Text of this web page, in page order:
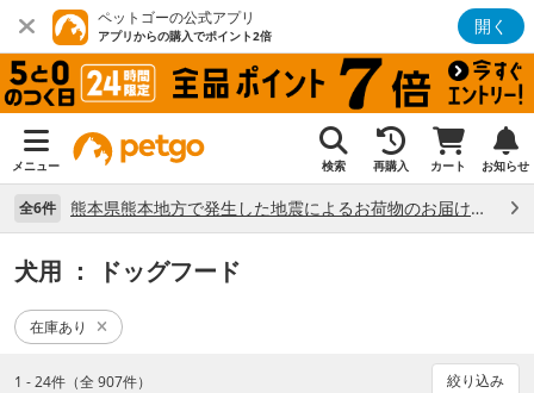
ペットゴーの公式アプリ
アプリからの購入でポイント2倍 開く
メニュー 検索 再購入 カート お知らせ
全6件 熊本県熊本地方で発生した地震によるお荷物のお届け状況について （7/28）
犬用 ： ドッグフード
在庫あり
1 - 24件（全 907件） 絞り込み